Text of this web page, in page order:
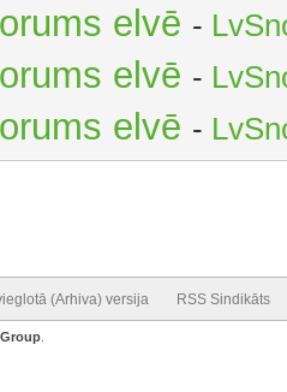
elvē -
elvē -
elvē -
(Arhiva) versija RSS Sindikāts